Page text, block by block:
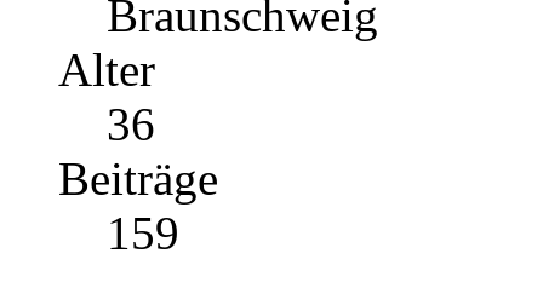
Braunschweig
Alter
36
Beiträge
159